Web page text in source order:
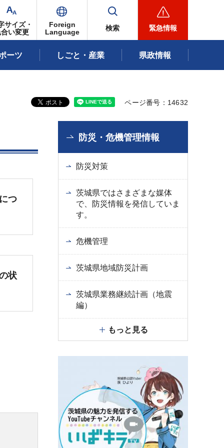
サイズ・
い変更
Foreign
Language
検索 緊急情報
ーツ しごと・産業 県政情報
ページ番号：14632
つ
状
防災・危機管理情報
防災対策
茨城県ではさまざまな媒体
で、防災情報を発信していま
す。
危機管理
茨城県地域防災計画
茨城県業務継続計画（地震
編）
もっと見る